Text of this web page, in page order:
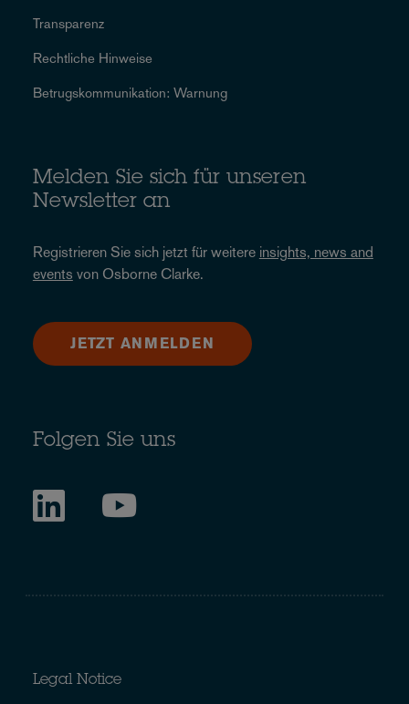
Transparenz
Rechtliche Hinweise
Betrugskommunikation: Warnung
Melden Sie sich für unseren
Newsletter an
Registrieren Sie sich jetzt für weitere insights, news and
events von Osborne Clarke.
JETZT ANMELDEN
Folgen Sie uns
Legal Notice